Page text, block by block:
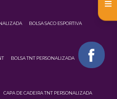
BOLSA SACO ESPORTIVA
BOLSA TNT PERSONALIZADA
CAPA DE CADEIRA TNT PERSONALIZADA